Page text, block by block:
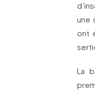
une
ont
La